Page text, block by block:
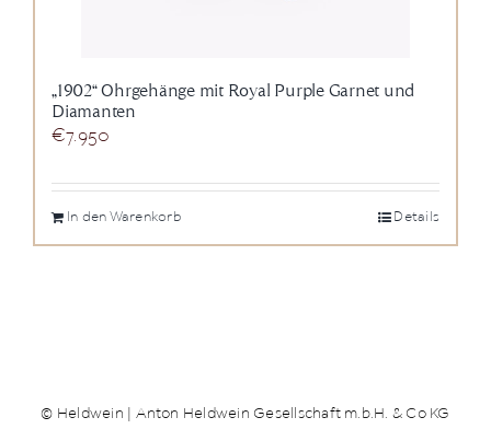
„1902“ Ohrgehänge mit Royal Purple Garnet und
Diamanten
€7.950
In den Warenkorb Details
© Heldwein | Anton Heldwein Gesellschaft m.b.H. & Co KG